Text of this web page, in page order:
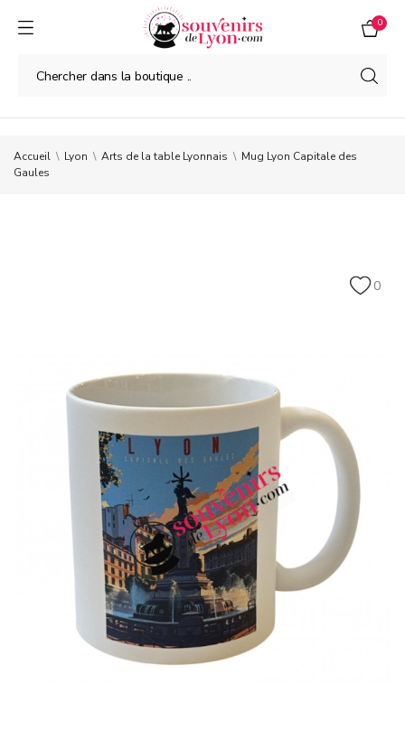
0
Accueil Lyon Arts de la table Lyonnais
Mug Lyon Capitale des
Gaules
0